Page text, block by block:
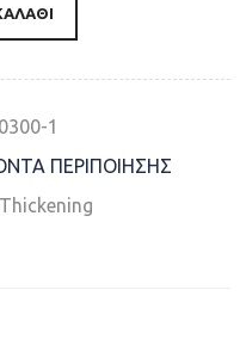
1
ΠΕΡΙΠΟΙΗΣΗΣ
Thickening